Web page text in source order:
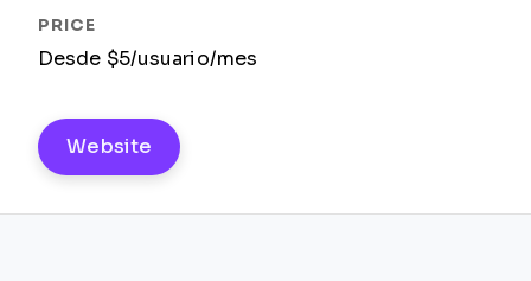
Desde $5/usuario/mes
Website